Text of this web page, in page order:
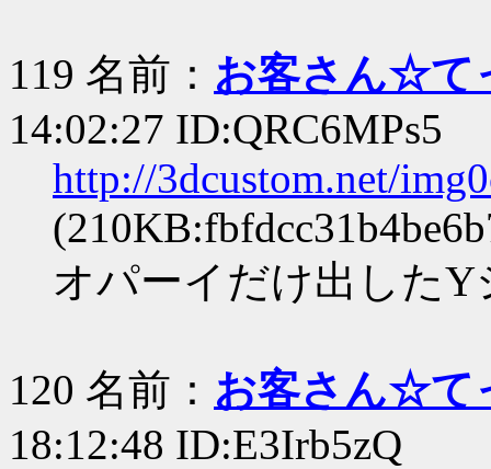
119 名前： お客さん☆て
14:02:27 ID:QRC6MPs5
http://3dcustom.net/
オパーイだけ出した
120 名前： お客さん☆て
18:12:48 ID:E3Irb5zQ